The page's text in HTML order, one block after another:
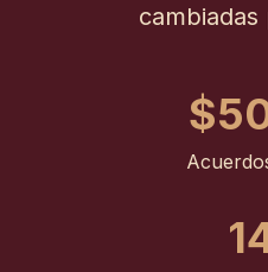
cambiadas